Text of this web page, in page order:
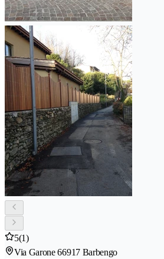
5(1)
Via Garone 66917 Barbengo